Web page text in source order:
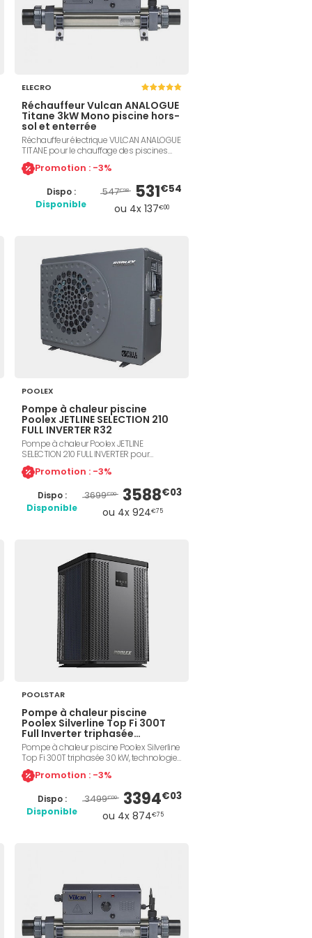
ELECRO
Réchauffeur Vulcan ANALOGUE
Titane 3kW Mono piscine hors-
sol et enterrée
Réchauffeur électrique VULCAN ANALOGUE
TITANE pour le chauffage des piscines
hors-sol ou enterrées. Maintient l'eau à la
température souhaitée. Puissance 3kW,
Titane pur, monophasé 230 volts,
régulateur de débit, thermostat de
contrôle, sécurité de surchauffe,
installation facile et économique.
Promotion : -3%
Dispo :
Disponible
547€98 531€54
ou 4x 137€00
POOLEX
Pompe à chaleur piscine
Poolex JETLINE SELECTION 210
FULL INVERTER R32
Pompe à chaleur Poolex JETLINE
SELECTION 210 FULL INVERTER pour
piscines jusqu'à 110m³. Technologie Full
Inverter. Ultra silencieuse. Compresseur
hautes performances et ventilateurs à
vitesse variable, boîtier ABS, échangeur
Twisted Tech Titane. Panneau de contrôle
LED. Technologie Wifi. Réfrigérant R32. 5
Promotion : -3%
Dispo :
Disponible
3699€00 3588€03
ou 4x 924€75
POOLSTAR
Pompe à chaleur piscine
Poolex Silverline Top Fi 300T
Full Inverter triphasée
réversible
Pompe à chaleur piscine Poolex Silverline
Top Fi 300T triphasée 30 kW, technologie
Full Inverter, COP jusqu'à 13,33, ventilation
verticale, échangeur Twisted Tech titane,
pilotage par application, compatible
traitement au sel, volume piscine jusqu'à
150 m³, niveau sonore 37 dB(A) à 10 m.
Garantie Poolex 3 ans produit, 5 ans
Promotion : -3%
Dispo :
Disponible
3499€00 3394€03
ou 4x 874€75